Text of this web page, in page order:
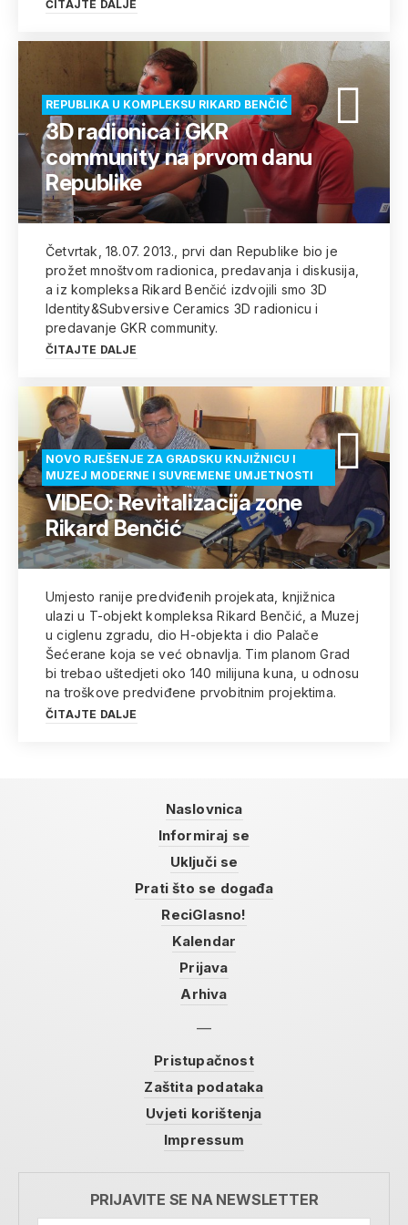
ČITAJTE DALJE
REPUBLIKA U KOMPLEKSU RIKARD BENČIĆ
3D radionica i GKR
community na prvom danu
Republike
Četvrtak, 18.07. 2013., prvi dan Republike bio je
prožet mnoštvom radionica, predavanja i diskusija,
a iz kompleksa Rikard Benčić izdvojili smo 3D
Identity&Subversive Ceramics 3D radionicu i
predavanje GKR community.
ČITAJTE DALJE
NOVO RJEŠENJE ZA GRADSKU KNJIŽNICU I
MUZEJ MODERNE I SUVREMENE UMJETNOSTI
VIDEO: Revitalizacija zone
Rikard Benčić
Umjesto ranije predviđenih projekata, knjižnica
ulazi u T-objekt kompleksa Rikard Benčić, a Muzej
u ciglenu zgradu, dio H-objekta i dio Palače
Šećerane koja se već obnavlja. Tim planom Grad
bi trebao uštedjeti oko 140 milijuna kuna, u odnosu
na troškove predviđene prvobitnim projektima.
ČITAJTE DALJE
Naslovnica
Informiraj se
Uključi se
Prati što se događa
ReciGlasno!
Kalendar
Prijava
Arhiva
Pristupačnost
Zaštita podataka
Uvjeti korištenja
Impressum
PRIJAVITE SE NA NEWSLETTER